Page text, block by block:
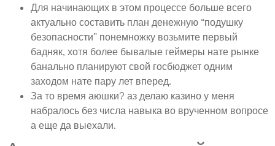
Для начинающих в этом процессе больше всего
актуально составить план денежную “подушку
безопасности” понемножку возьмите первый
бадняк, хотя более бывалые геймеры нате рынке
банально планируют свой госбюджет одним
заходом нате пару лет вперед.
За то время аюшки? аз делаю казино у меня
набралось без числа навыка во врученном вопросе
а еще да выехали.